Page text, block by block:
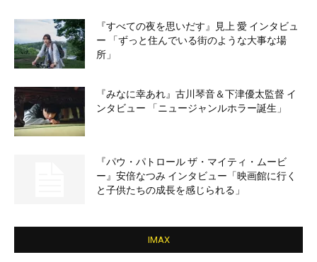
『すべての夜を思いだす』見上 愛 インタビュ
ー 「ずっと住んでいる街のような大事な場
所」
『みなに幸あれ』古川琴音＆下津優太監督 イ
ンタビュー 「ニュージャンルホラー誕生」
『パウ・パトロール ザ・マイティ・ムービ
ー』安倍なつみ インタビュー「映画館に行く
と子供たちの成長を感じられる」
IMAX